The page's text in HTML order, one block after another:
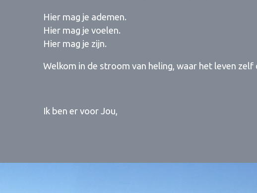
Hier mag je ademen.
Hier mag je voelen.
Hier mag je zijn.
Welkom in de stroom van heling, waar het leven zelf
Ik ben er voor Jou,